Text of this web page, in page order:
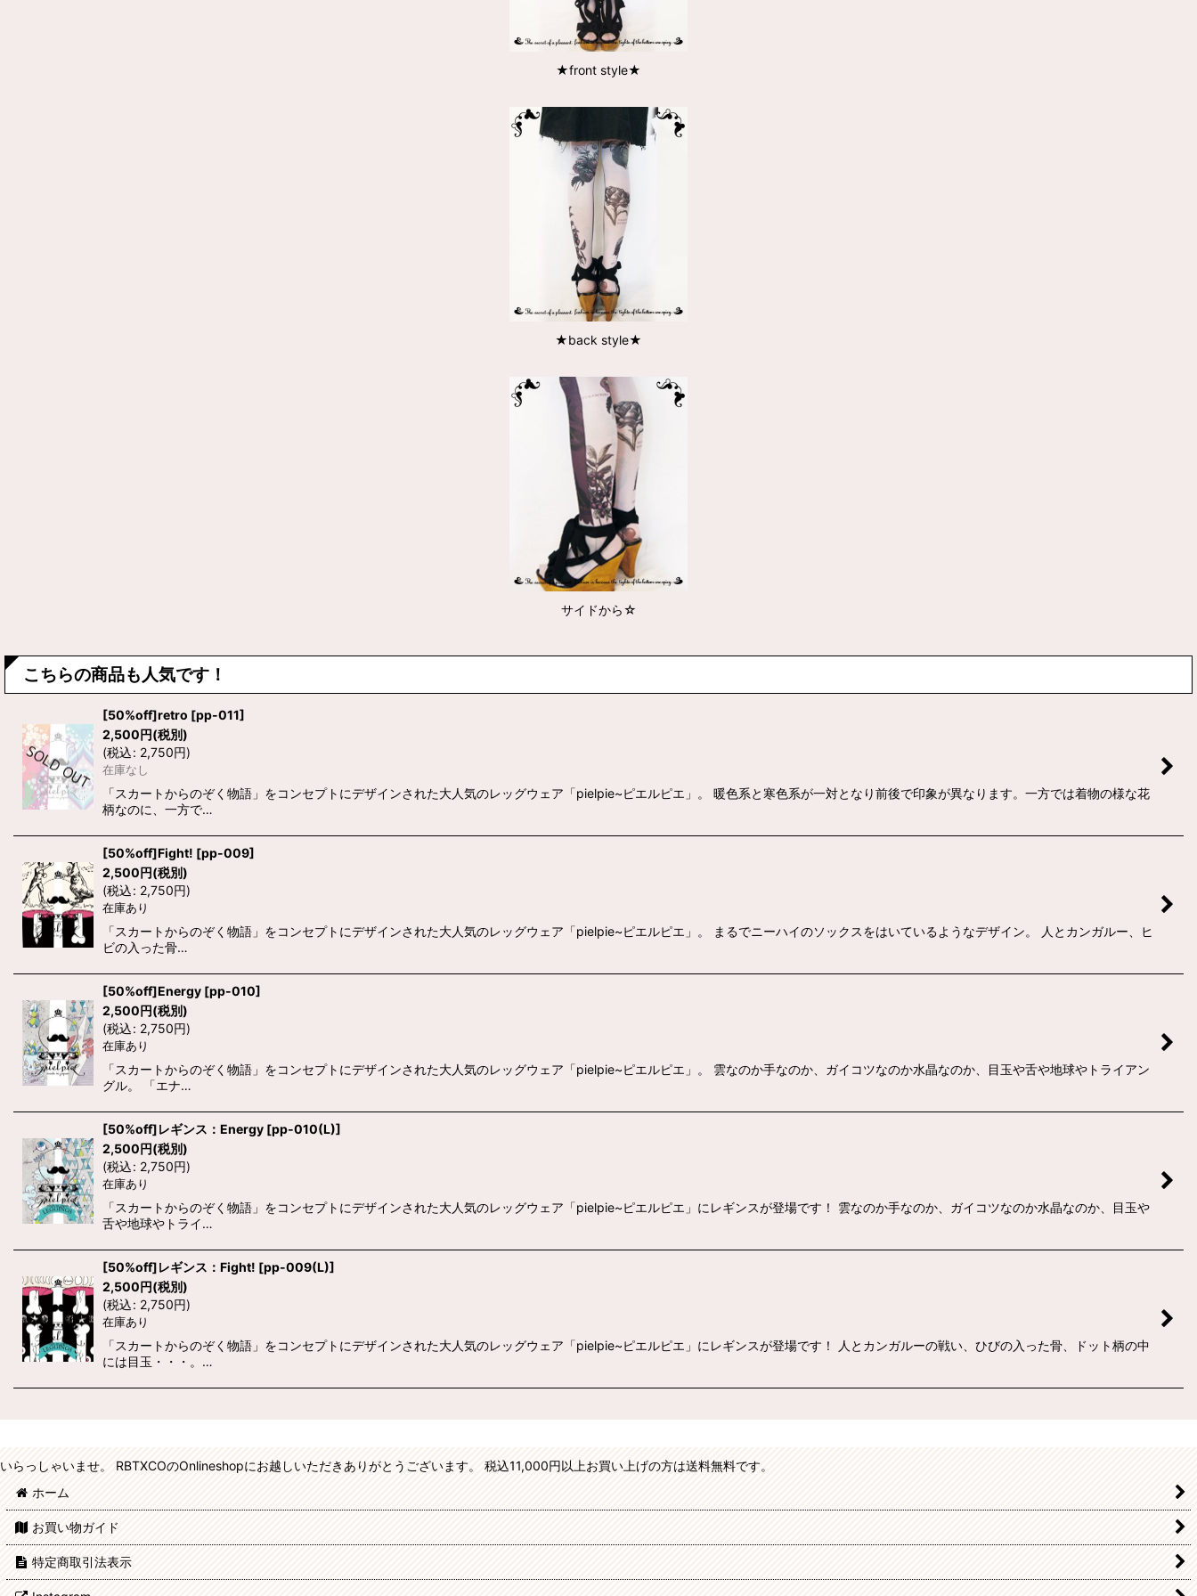
★front style★
★back style★
サイドから☆
こちらの商品も人気です！
[50%off]retro [pp-011]
2,500円(税別)
(税込: 2,750円)
在庫なし
「スカートからのぞく物語」をコンセプトにデザインされた大人気のレッグウェア「pielpie~ピエルピエ」。 暖色系と寒色系が一対となり前後で印象が異なります。一方では着物の様な花
柄なのに、一方で…
[50%off]Fight! [pp-009]
2,500円(税別)
(税込: 2,750円)
在庫あり
「スカートからのぞく物語」をコンセプトにデザインされた大人気のレッグウェア「pielpie~ピエルピエ」。 まるでニーハイのソックスをはいているようなデザイン。 人とカンガルー、ヒ
ビの入った骨…
[50%off]Energy [pp-010]
2,500円(税別)
(税込: 2,750円)
在庫あり
「スカートからのぞく物語」をコンセプトにデザインされた大人気のレッグウェア「pielpie~ピエルピエ」。 雲なのか手なのか、ガイコツなのか水晶なのか、目玉や舌や地球やトライアン
グル。 「エナ…
[50%off]レギンス：Energy [pp-010(L)]
2,500円(税別)
(税込: 2,750円)
在庫あり
「スカートからのぞく物語」をコンセプトにデザインされた大人気のレッグウェア「pielpie~ピエルピエ」にレギンスが登場です！ 雲なのか手なのか、ガイコツなのか水晶なのか、目玉や
舌や地球やトライ…
[50%off]レギンス：Fight! [pp-009(L)]
2,500円(税別)
(税込: 2,750円)
在庫あり
「スカートからのぞく物語」をコンセプトにデザインされた大人気のレッグウェア「pielpie~ピエルピエ」にレギンスが登場です！ 人とカンガルーの戦い、ひびの入った骨、ドット柄の中
には目玉・・・。…
いらっしゃいませ。 RBTXCOのOnlineshopにお越しいただきありがとうございます。 税込11,000円以上お買い上げの方は送料無料です。
ホーム
お買い物ガイド
特定商取引法表示